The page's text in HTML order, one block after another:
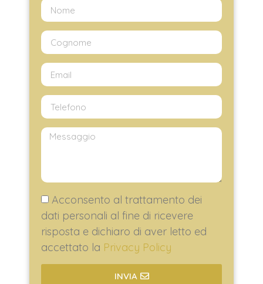
Acconsento al trattamento dei
dati personali al fine di ricevere
risposta e dichiaro di aver letto ed
accettato la Privacy Policy
INVIA